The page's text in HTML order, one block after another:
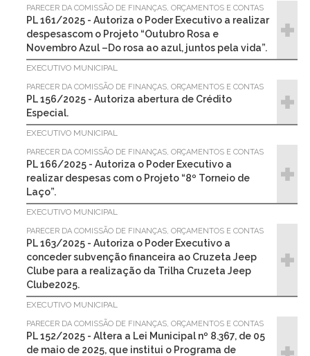
PARECER DA COMISSÃO DE FINANÇAS, ORÇAMENTOS E CONTAS
PL 161/2025 - Autoriza o Poder Executivo a realizar
despesascom o Projeto “Outubro Rosa e
Novembro Azul –Do rosa ao azul, juntos pela vida”.
EXECUTIVO MUNICIPAL
PARECER DA COMISSÃO DE FINANÇAS, ORÇAMENTOS E CONTAS
PL 156/2025 - Autoriza abertura de Crédito
Especial.
EXECUTIVO MUNICIPAL
PARECER DA COMISSÃO DE FINANÇAS, ORÇAMENTOS E CONTAS
PL 166/2025 - Autoriza o Poder Executivo a
realizar despesas com o Projeto “8º Torneio de
Laço”.
EXECUTIVO MUNICIPAL
PARECER DA COMISSÃO DE FINANÇAS, ORÇAMENTOS E CONTAS
PL 163/2025 - Autoriza o Poder Executivo a
conceder subvenção financeira ao Cruzeta Jeep
Clube para a realização da Trilha Cruzeta Jeep
Clube2025.
EXECUTIVO MUNICIPAL
PARECER DA COMISSÃO DE FINANÇAS, ORÇAMENTOS E CONTAS
PL 152/2025 - Altera a Lei Municipal nº 8.367, de 05
de maio de 2025, que institui o Programa de